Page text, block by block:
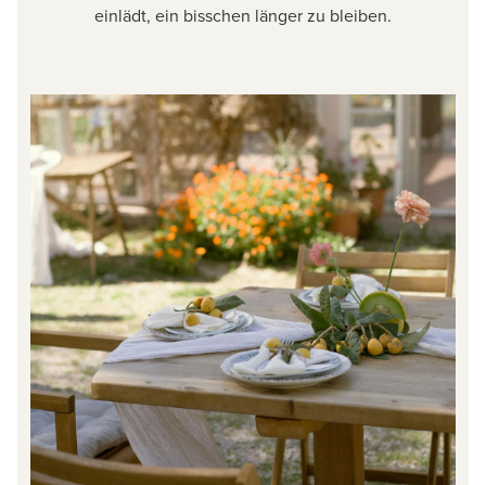
einlädt, ein bisschen länger zu bleiben.